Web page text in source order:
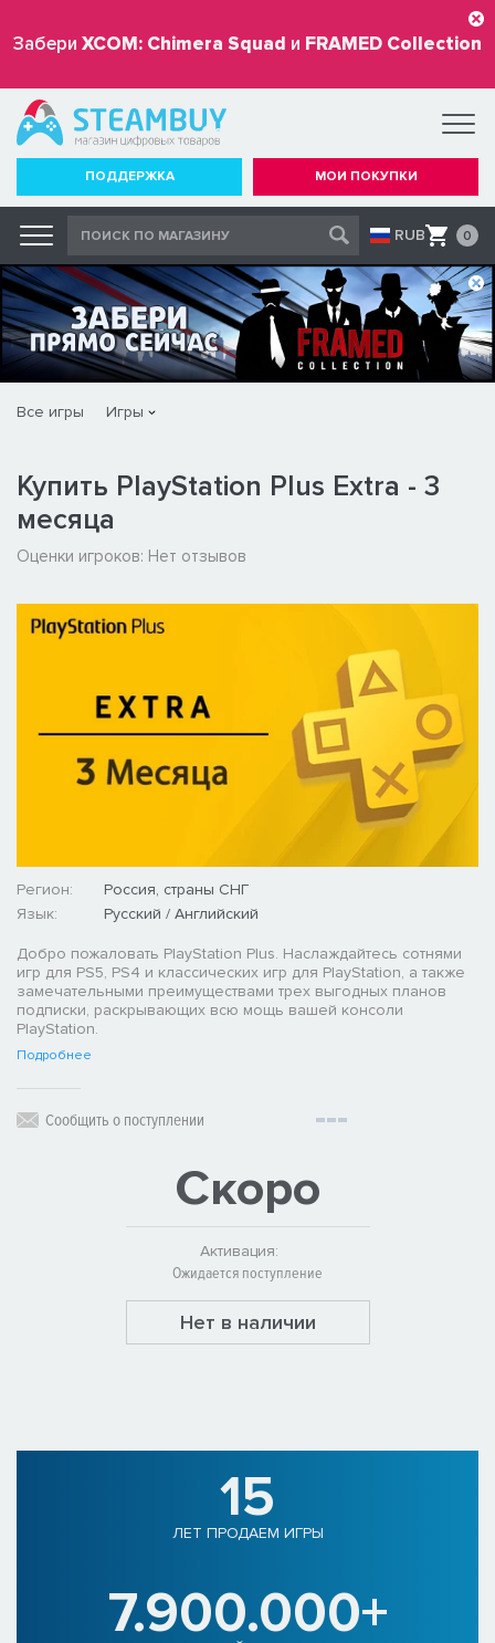
Забери XCOM: Chimera Squad и FRAMED Collection
бесплатно
ПОДДЕРЖКА МОИ ПОКУПКИ
RUB 0
Все игры Игры
Купить PlayStation Plus Extra - 3
месяца
Оценки игроков: Нет отзывов
Регион:
Россия, страны СНГ
Язык:
Русский / Английский
Добро пожаловать PlayStation Plus. Наслаждайтесь сотнями
игр для PS5, PS4 и классических игр для PlayStation, а также
замечательными преимуществами трех выгодных планов
подписки, раскрывающих всю мощь вашей консоли
PlayStation.
Подробнее
Сообщить о поступлении
Скоро
Активация:
Ожидается поступление
Нет в наличии
15
ЛЕТ ПРОДАЕМ ИГРЫ
7.900.000+